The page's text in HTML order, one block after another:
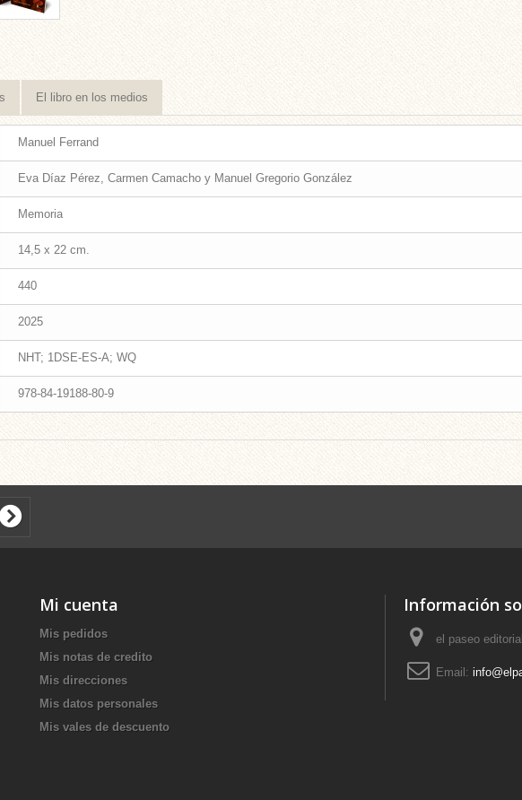
El libro en los medios
Manuel Ferrand
Eva Díaz Pérez, Carmen Camacho y Manuel Gregorio González
Memoria
14,5 x 22 cm.
440
2025
NHT; 1DSE-ES-A; WQ
978-84-19188-80-9
Mi cuenta
Mis pedidos
Mis notas de credito
Mis direcciones
Mis datos personales
Mis vales de descuento
Información
el paseo
Email: